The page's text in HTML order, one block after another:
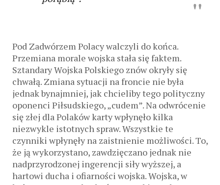
Pod Zadwórzem Polacy walczyli do końca.
Przemiana morale wojska stała się faktem.
Sztandary Wojska Polskiego znów okryły się
chwałą. Zmiana sytuacji na froncie nie była
jednak bynajmniej, jak chcieliby tego polityczny
oponenci Piłsudskiego, „cudem”. Na odwrócenie
się złej dla Polaków karty wpłynęło kilka
niezwykle istotnych spraw. Wszystkie te
czynniki wpłynęły na zaistnienie możliwości. To,
że ją wykorzystano, zawdzięczano jednak nie
nadprzyrodzonej ingerencji siły wyższej, a
hartowi ducha i ofiarności wojska. Wojska, w